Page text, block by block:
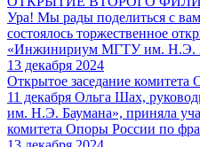
Ура! Мы рады поделиться с
состоялось торжественное
«Инжинириум МГТУ им. Н.Э.
13 декабря 2024
Открытое заседание
11 декабря Ольга Шах,
им. Н.Э. Баумана», приняла
комитета Опоры России по